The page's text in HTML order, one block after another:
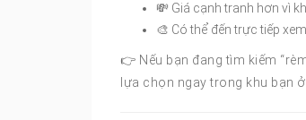
💸 Giá cạnh tranh hơn vì
🎨 Có thể đến trực tiếp
👉 Nếu bạn đang tìm kiếm
lựa chọn ngay trong khu bạn ở.